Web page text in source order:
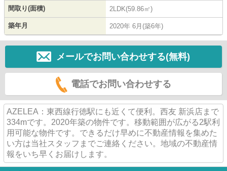
間取り(面積) 2LDK(59.86㎡)
築年月 2020年 6月(築6年)
メールでお問い合わせする(無料)
電話でお問い合わせする
AZELEA：東西線行徳駅にも近くて便利。西友 新浜店まで
334mです。2020年築の物件です。移動範囲が広がる2駅利
用可能な物件です。できるだけ早めに不動産情報を集めた
い方は当社スタッフまでご連絡ください。地域の不動産情
報をいち早くお届けします。